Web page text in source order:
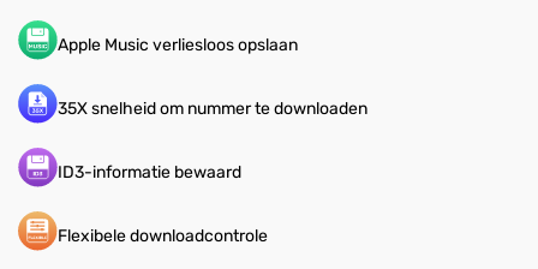
Apple Music verliesloos opslaan
35X snelheid om nummer te downloaden
ID3-informatie bewaard
Flexibele downloadcontrole